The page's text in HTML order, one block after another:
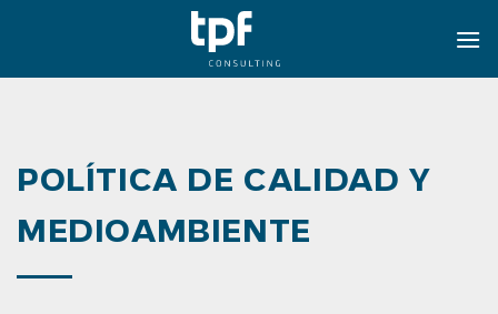
POLÍTICA DE CALIDAD Y
MEDIOAMBIENTE